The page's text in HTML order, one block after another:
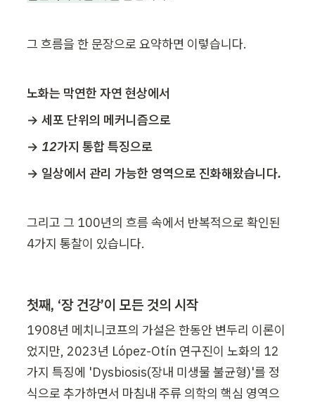
그 흐름을 한 문장으로 요약하면 이렇습니다.
노화는 막연한 자연 현상에서
→ 세포 단위의 메커니즘으로
→ 12가지 통합 특징으로
→ 일상에서 관리 가능한 영역으로 진화해왔습니다.
그리고 그 100년의 흐름 속에서 반복적으로 확인된
4가지 통찰이 있습니다.
첫째, ‘장 건강’이 모든 것의 시작
1908년 메치니코프의 가설은 한동안 변두리 이론이
었지만, 2023년 López-Otín 연구진이 노화의 12
가지 특징에 'Dysbiosis(장내 미생물 불균형)'를 정
식으로 추가하면서 마침내 주류 의학의 핵심 영역으